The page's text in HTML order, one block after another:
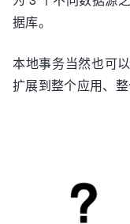
据库。
本地事务当然也可
扩展到整个应用、